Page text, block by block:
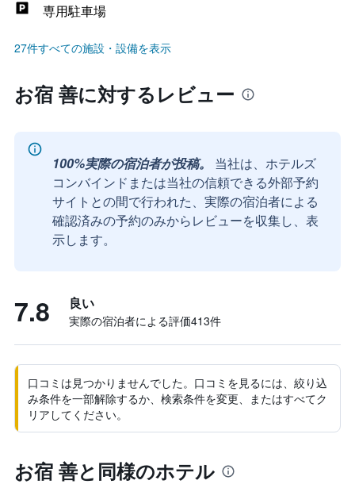
専用駐車場
27件すべての施設・設備を表示
お宿 善に対するレビュー
100%実際の宿泊者が投稿。
当社は、ホテルズ
コンバインドまたは当社の信頼できる外部予約
サイトとの間で行われた、実際の宿泊者による
確認済みの予約のみからレビューを収集し、表
示します。
7.8 良い
実際の宿泊者による評価413​件
口コミは見つかりませんでした。口コミを見るには、絞り込
み条件を一部解除するか、検索条件を変更、またはすべてク
リアしてください。
お宿 善と同様のホテル